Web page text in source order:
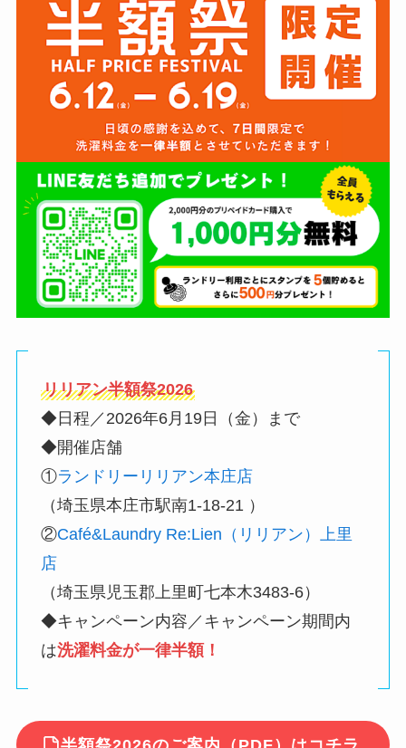
リリアン半額祭2026
◆日程／2026年6月19日（金）まで
◆開催店舗
①ランドリーリリアン本庄店
（埼玉県本庄市駅南1-18-21 ）
②Café&Laundry Re:Lien（リリアン）上里
店
（埼玉県児玉郡上里町七本木3483-6）
◆キャンペーン内容／キャンペーン期間内
は洗濯料金が一律半額！